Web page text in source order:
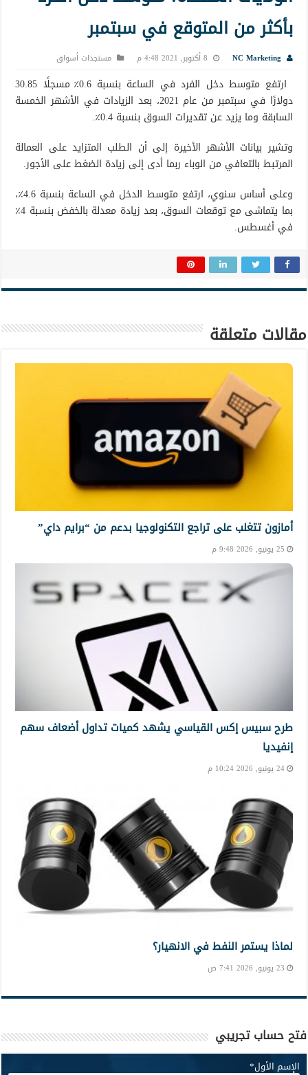
بأكثر من المتوقع في سبتمبر
NC Marketing 8 أكتوبر, 2021 4:48 م مستجدات أسواق
ارتفع متوسط دخل الفرد في الساعة بنسبة 0.6٪ مسجلًا 30.85
دولارًا في سبتمبر من عام 2021، بعد الزيادات في الأشهر الخمسة
السابقة وما يزيد عن تقديرات السوق بنسبة 0.4٪.
وتشير بيانات الأشهر الأخيرة إلى أن الطلب المتزايد على العمالة
المرتبط بالتعافي من الوباء ربما أدى إلى زيادة الضغط على الأجور.
وعلى أساس سنوي، ارتفع متوسط ​​الدخل في الساعة بنسبة 4.6٪،
بما يتماشى مع توقعات السوق، بعد زيادة معدلة بالخفض بنسبة 4٪
في أغسطس.
مقالات متعلقة
أمازون تتغلب على تراجع التكنولوجيا بدعم من “برايم داي”
25 يونيو, 2026 9:48 م
طرح سبيس إكس القياسي يشهد كميات تداول أضعاف سهم
إنفيديا
24 يونيو, 2026 10:24 م
لماذا يستمر النفط في الانهيار؟
23 يونيو, 2026 7:41 ص
فتح حساب تجريبي
الإسم الأول*